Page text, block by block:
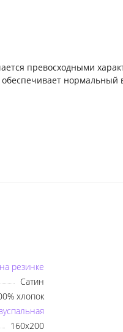
×
превосходными
резинке
Сатин
хлопок
160х200